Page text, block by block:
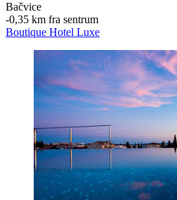
Bačvice
‐0,35 km fra sentrum
Boutique Hotel Luxe